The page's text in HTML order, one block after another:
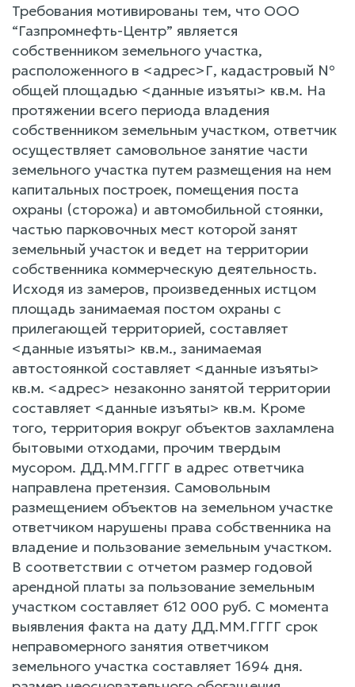
Требования мотивированы тем, что ООО
“Газпромнефть-Центр” является
собственником земельного участка,
расположенного в <адрес>Г, кадастровый №
общей площадью <данные изъяты> кв.м. На
протяжении всего периода владения
собственником земельным участком, ответчик
осуществляет самовольное занятие части
земельного участка путем размещения на нем
капитальных построек, помещения поста
охраны (сторожа) и автомобильной стоянки,
частью парковочных мест которой занят
земельный участок и ведет на территории
собственника коммерческую деятельность.
Исходя из замеров, произведенных истцом
площадь занимаемая постом охраны с
прилегающей территорией, составляет
<данные изъяты> кв.м., занимаемая
автостоянкой составляет <данные изъяты>
кв.м. <адрес> незаконно занятой территории
составляет <данные изъяты> кв.м. Кроме
того, территория вокруг объектов захламлена
бытовыми отходами, прочим твердым
мусором. ДД.ММ.ГГГГ в адрес ответчика
направлена претензия. Самовольным
размещением объектов на земельном участке
ответчиком нарушены права собственника на
владение и пользование земельным участком.
В соответствии с отчетом размер годовой
арендной платы за пользование земельным
участком составляет 612 000 руб. С момента
выявления факта на дату ДД.ММ.ГГГГ срок
неправомерного занятия ответчиком
земельного участка составляет 1694 дня.